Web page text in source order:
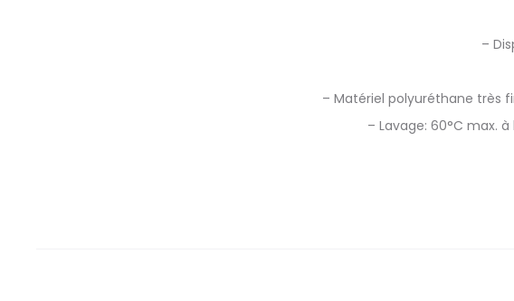
–
– Matériel polyuréthane très
– Lavage: 60°C max.